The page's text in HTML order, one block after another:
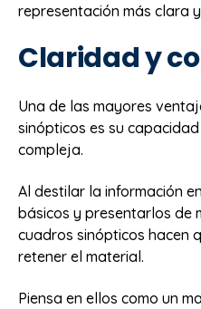
representación más clara
Claridad y
Una de las mayores
sinópticos es su
compleja.
Al destilar la información
básicos y presentarlos de
cuadros sinópticos hacen
retener el material.
Piensa en ellos como un